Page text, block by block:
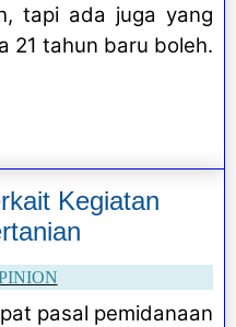
tapi ada juga yang
21 tahun baru boleh.
Kegiatan
pasal pemidanaan